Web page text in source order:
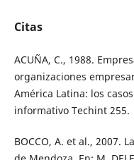
Citas
ACUÑA, C., 1988.
organizaciones
América Latina: los
informativo Techint 255.
BOCCO, A. et al., 2007.